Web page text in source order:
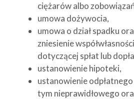
ciężarów albo
umowa dożywocia,
umowa o dział spadku
zniesienie
dotyczącej spłat lub
ustanowienie hipoteki,
ustanowienie
tym nieprawidłowego